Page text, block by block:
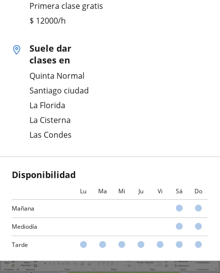
Primera clase gratis
$ 12000/h
Suele dar
clases en
Quinta Normal
Santiago ciudad
La Florida
La Cisterna
Las Condes
Disponibilidad
Lu Ma Mi Ju Vi Sá Do
Mañana
Mediodía
Tarde